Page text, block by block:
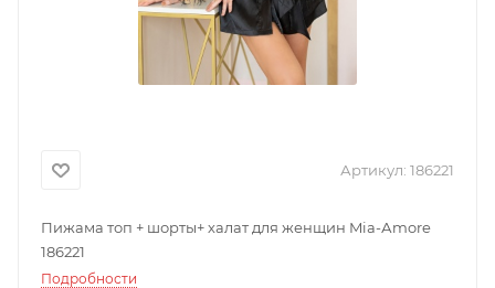
Артикул: 186221
Пижама топ + шорты+ халат для женщин Mia-Аmore
186221
Подробности